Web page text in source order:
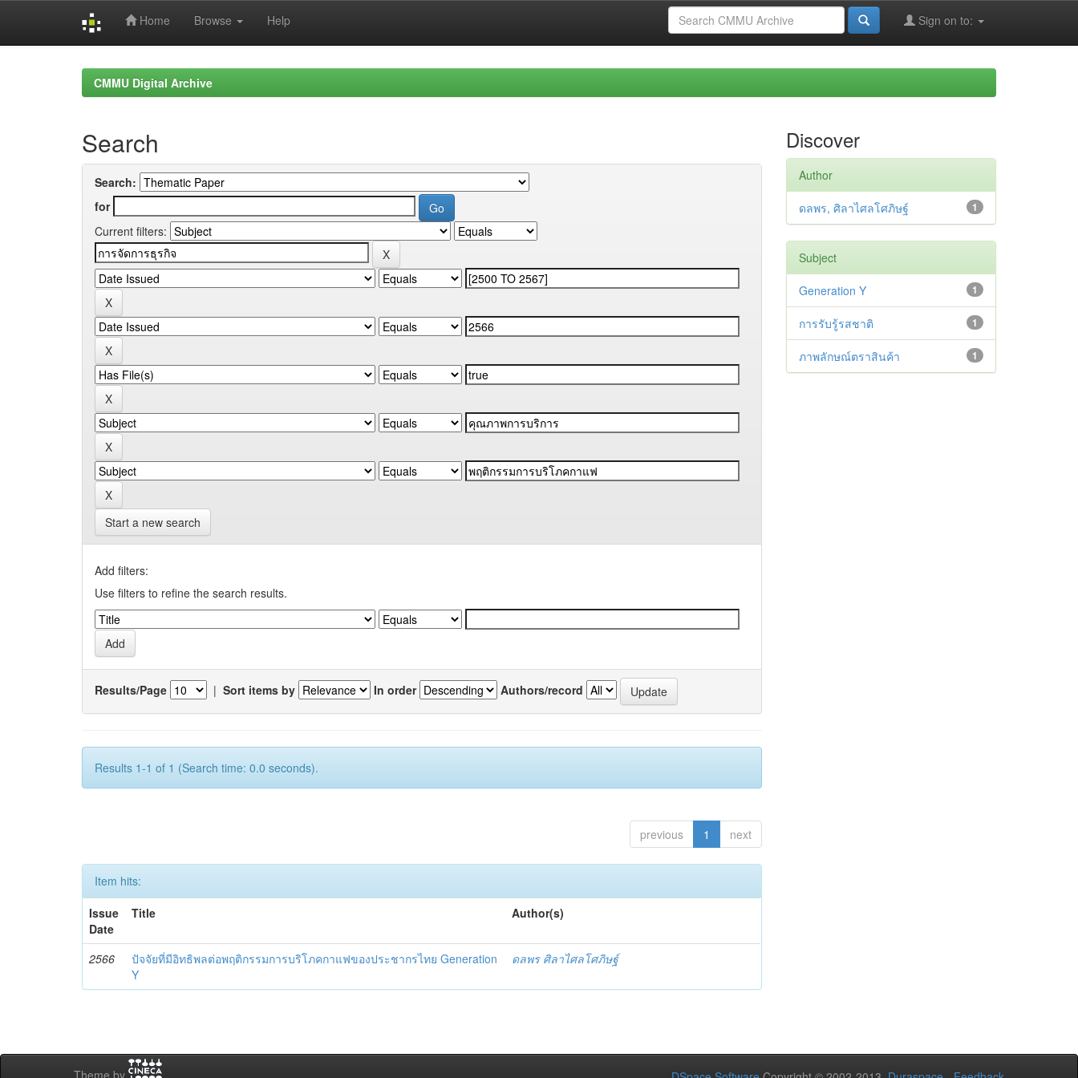
Home Browse Help Sign on to:
CMMU Digital Archive
Search
Search:
for
Current filters:
Start a new search
Add filters:
Use filters to refine the search results.
Results/Page | Sort items by In order Authors/record
Results 1-1 of 1 (Search time: 0.0 seconds).
previous 1 next
Item hits:
Issue
Date
Title Author(s)
2566
ปัจจัยที่มีอิทธิพลต่อพฤติกรรมการบริโภคกาแฟของประชากรไทย Generation
Y
ดลพร ศิลาไศลโศภิษฐ์
Discover
Author
1
ดลพร, ศิลาไศลโศภิษฐ์
Subject
1
Generation Y
1
การรับรู้รสชาติ
1
ภาพลักษณ์ตราสินค้า